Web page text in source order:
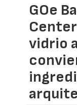
GOe
vidrio